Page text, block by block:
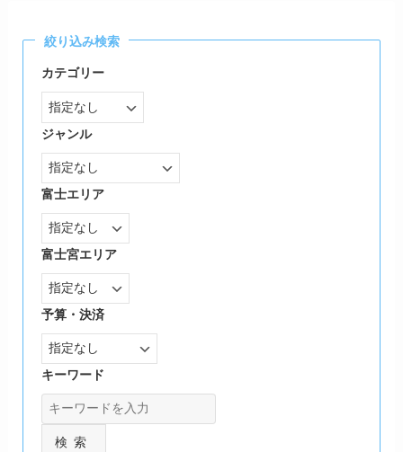
絞り込み検索
カテゴリー
ジャンル
富士エリア
富士宮エリア
予算・決済
キーワード
検索